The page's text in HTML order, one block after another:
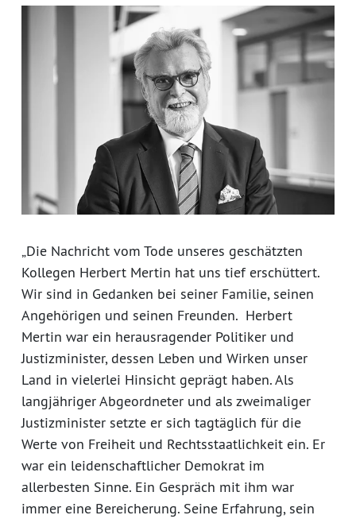
„Die Nachricht vom Tode unseres geschätzten
Kollegen Herbert Mertin hat uns tief erschüttert.
Wir sind in Gedanken bei seiner Familie, seinen
Angehörigen und seinen Freunden. Herbert
Mertin war ein herausragender Politiker und
Justizminister, dessen Leben und Wirken unser
Land in vielerlei Hinsicht geprägt haben. Als
langjähriger Abgeordneter und als zweimaliger
Justizminister setzte er sich tagtäglich für die
Werte von Freiheit und Rechtsstaatlichkeit ein. Er
war ein leidenschaftlicher Demokrat im
allerbesten Sinne. Ein Gespräch mit ihm war
immer eine Bereicherung. Seine Erfahrung, sein